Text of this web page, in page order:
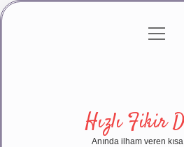
Gizlilik menüyü
Hızlı Fikir
Anında ilham veren